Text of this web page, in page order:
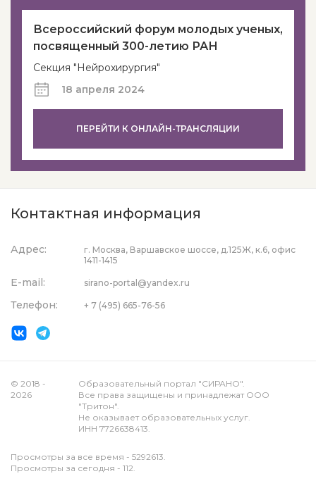
Всероссийский форум молодых ученых,
посвященный 300-летию РАН
Секция "Нейрохирургия"
18 апреля 2024
ПЕРЕЙТИ К ОНЛАЙН-ТРАНСЛЯЦИИ
Контактная информация
Адрес:
г. Москва, Варшавское шоссе, д.125Ж, к.6, офис
1411-1415
E-mail: sirano-portal@yandex.ru
Телефон: + 7 (495) 665-76-56
© 2018 -
2026
Образовательный портал "СИРАНО".
Все права защищены и принадлежат ООО
"Тритон".
Не оказывает образовательных услуг.
ИНН 7726638413.
Просмотры за все время - 5292613.
Просмотры за сегодня - 112.